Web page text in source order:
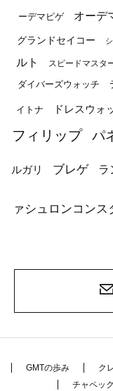
ーデマピゲ オーデ
グランドセイコー
ルト
スピードマスタ
ダイバーズウォッチ
イトナ ドレスウォ
フィリップ
パ
ルガリ ブレゲ ラ
ァシュロンコンス
GMTの歩み ク
チャペック